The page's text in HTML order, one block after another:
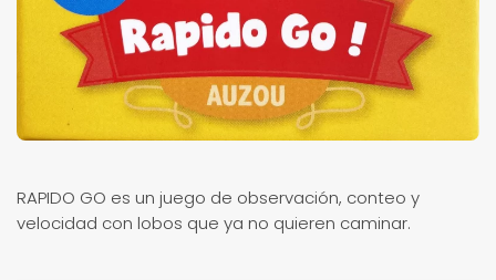
RAPIDO GO es un juego de observación, conteo y
velocidad con lobos que ya no quieren caminar.